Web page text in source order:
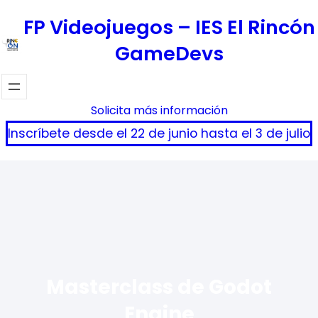
contenido
FP Videojuegos – IES El Rincón
GameDevs
Solicita más información
Inscríbete desde el 22 de junio hasta el 3 de julio